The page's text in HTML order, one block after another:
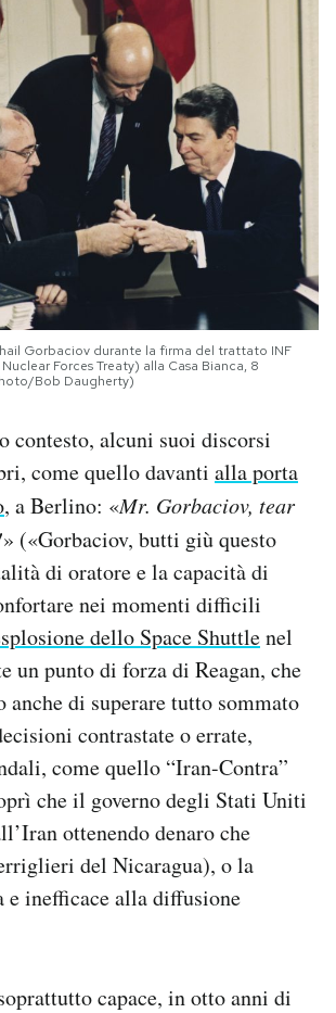
Gorbaciov durante la firma del trattato INF
Forces Treaty) alla Casa Bianca, 8
Bob Daugherty)
contesto, alcuni suoi discorsi
come quello davanti alla porta
, a Berlino: «Mr. Gorbaciov, tear
» («Gorbaciov, butti giù questo
di oratore e la capacità di
nei momenti difficili
dello Space Shuttlenel
un punto di forza di Reagan, che
anche di superare tutto sommato
contrastate o errate,
come quello “Iran-Contra”
che il governo degli Stati Uniti
ottenendo denaro che
del Nicaragua), o la
e inefficace alla diffusione
capace, in otto anni di